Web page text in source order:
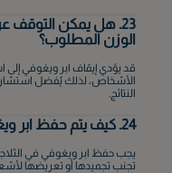
23. هل يمكن التوقف
الوزن المطلوب؟
قد يؤدي إيقاف ابر ويغوفي
الأشخاص، لذلك يُفضل
النتائج.
24. كيف يتم حفظ ابر ويغوفي؟
تجنب تجميدها أو تعريضها